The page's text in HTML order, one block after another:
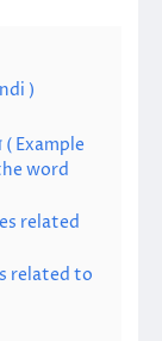
)
( Example
word
related
related to